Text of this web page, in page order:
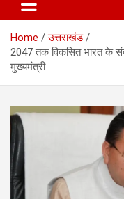
Home
उत्तराखंड
2047 तक विकसित भारत के
मुख्यमंत्री